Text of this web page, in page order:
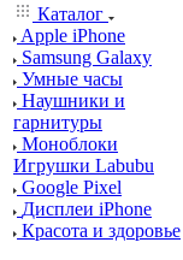
Каталог
Apple iPhone
Samsung Galaxy
Умные часы
Наушники и
гарнитуры
Моноблоки
Игрушки Labubu
Google Pixel
Дисплеи iPhone
Красота и здоровье